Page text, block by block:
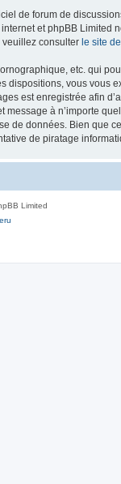
de forum de
et phpBB Limited
veuillez consulter le site
etc. qui
vous vous
est enregistrée afin
à n’importe
de données. Bien que
de piratage
Limited